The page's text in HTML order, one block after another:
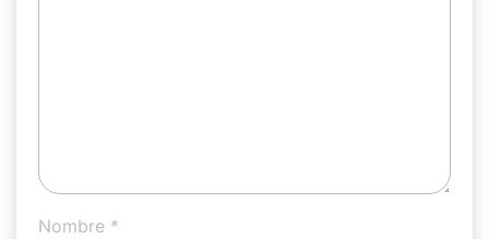
Nombre *